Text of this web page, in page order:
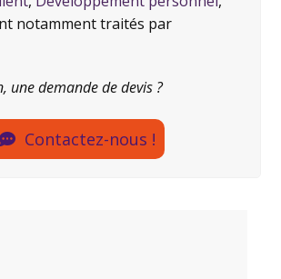
notamment traités par
une demande de devis ?
Contactez-nous !